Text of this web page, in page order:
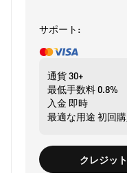
サポート:
通貨30+
最低手数料0.8%
入金 即時
最適な用途 初回
クレジッ